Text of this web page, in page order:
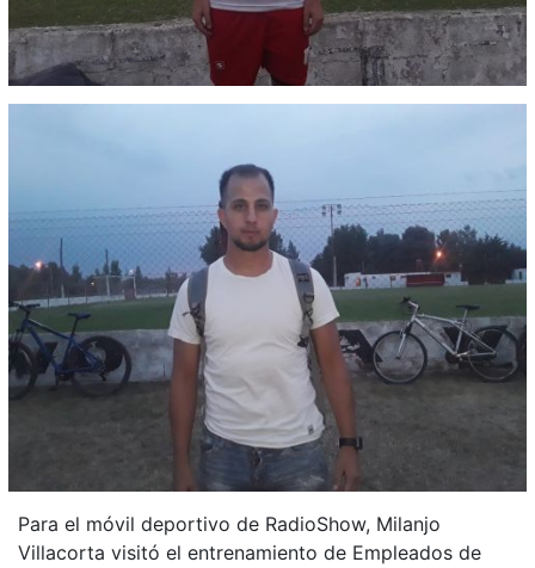
Para el móvil deportivo de RadioShow, Milanjo
Villacorta visitó el entrenamiento de Empleados de